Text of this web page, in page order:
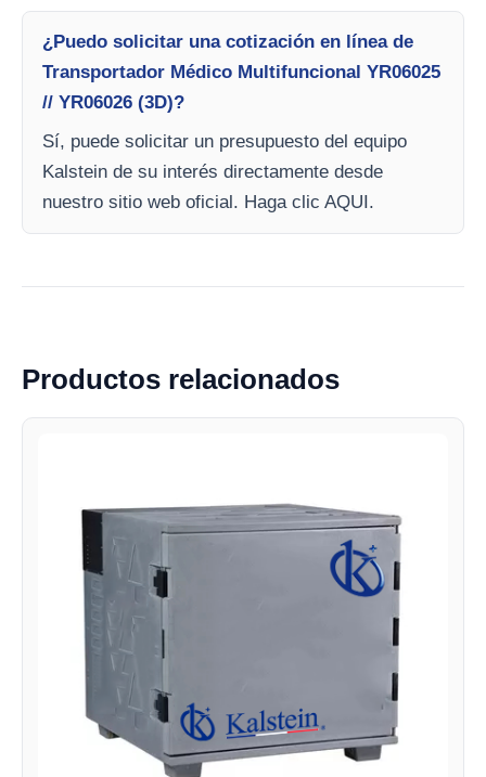
¿Puedo solicitar una cotización en línea de
Transportador Médico Multifuncional YR06025
// YR06026 (3D)?
Sí, puede solicitar un presupuesto del equipo
Kalstein de su interés directamente desde
nuestro sitio web oficial. Haga clic AQUI.
Productos relacionados